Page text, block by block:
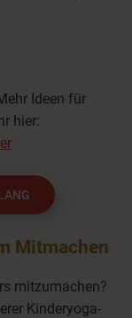
Ideen für
hier:
Mitmachen
mitzumachen?
Kinderyoga-